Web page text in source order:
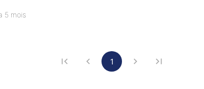
que de finitions pures.
que la pièce allait entrer en collection…
5 mois
1